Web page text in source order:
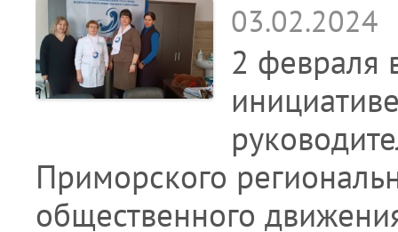
03.02.2024
2 февраля
Приморского
общественного